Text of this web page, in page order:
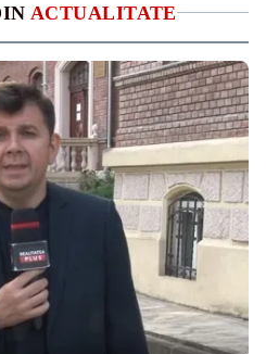
ACTUALITATE